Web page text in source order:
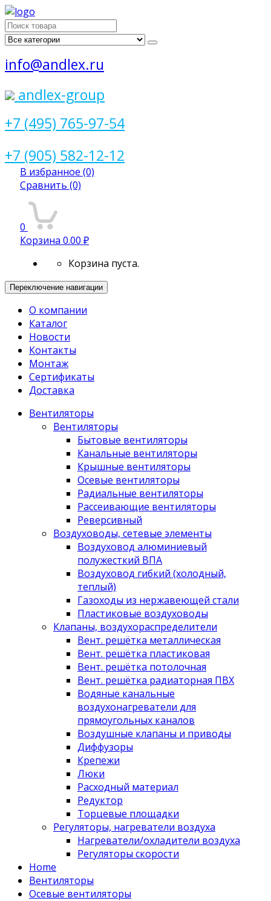
Поиск
для:
info@andlex.ru
andlex-group
+7 (495) 765-97-54
+7 (905) 582-12-12
В избранное (0)
Сравнить (0)
0
Корзина 0.00 ₽
Корзина пуста.
Переключение навигации
О компании
Каталог
Новости
Контакты
Монтаж
Сертификаты
Доставка
Вентиляторы
Вентиляторы
Бытовые вентиляторы
Канальные вентиляторы
Крышные вентиляторы
Осевые вентиляторы
Радиальные вентиляторы
Рассеивающие вентиляторы
Реверсивный
Воздуховоды, сетевые элементы
Воздуховод алюминиевый
полужесткий ВПА
Воздуховод гибкий (холодный,
теплый)
Газоходы из нержавеющей стали
Пластиковые воздуховоды
Клапаны, воздухораспределители
Вент. решётка металлическая
Вент. решётка пластиковая
Вент. решётка потолочная
Вент. решётка радиаторная ПВХ
Водяные канальные
воздухонагреватели для
прямоугольных каналов
Воздушные клапаны и приводы
Диффузоры
Крепежи
Люки
Расходный материал
Редуктор
Торцевые площадки
Регуляторы, нагреватели воздуха
Нагреватели/охладители воздуха
Регуляторы скорости
Home
Вентиляторы
Осевые вентиляторы